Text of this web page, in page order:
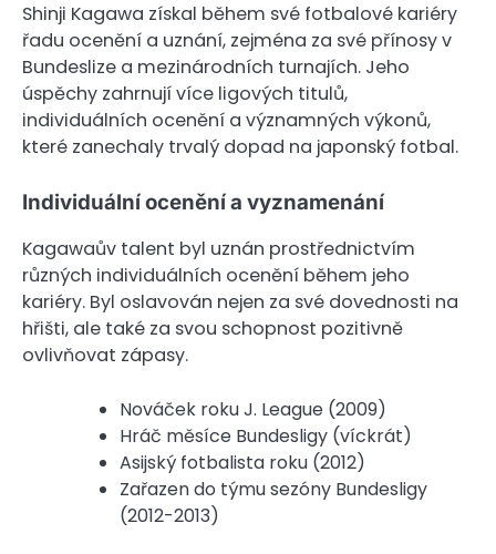
Shinji Kagawa získal během své fotbalové kariéry
řadu ocenění a uznání, zejména za své přínosy v
Bundeslize a mezinárodních turnajích. Jeho
úspěchy zahrnují více ligových titulů,
individuálních ocenění a významných výkonů,
které zanechaly trvalý dopad na japonský fotbal.
Individuální ocenění a vyznamenání
Kagawaův talent byl uznán prostřednictvím
různých individuálních ocenění během jeho
kariéry. Byl oslavován nejen za své dovednosti na
hřišti, ale také za svou schopnost pozitivně
ovlivňovat zápasy.
Nováček roku J. League (2009)
Hráč měsíce Bundesligy (víckrát)
Asijský fotbalista roku (2012)
Zařazen do týmu sezóny Bundesligy
(2012-2013)